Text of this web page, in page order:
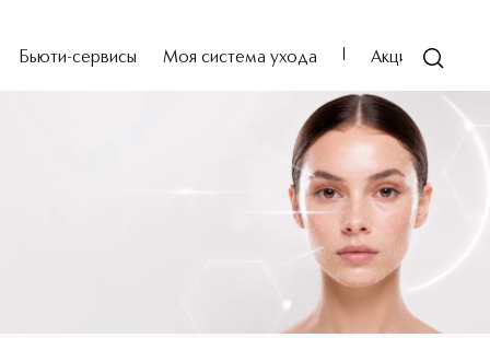
Бьюти-сервисы Моя система ухода Акции